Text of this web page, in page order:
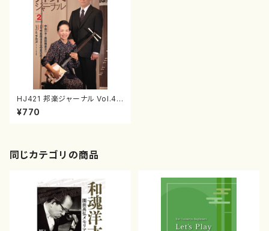
HJ421 邦楽ジャーナル Vol.42
1（雑誌）
¥770
同じカテゴリの商品